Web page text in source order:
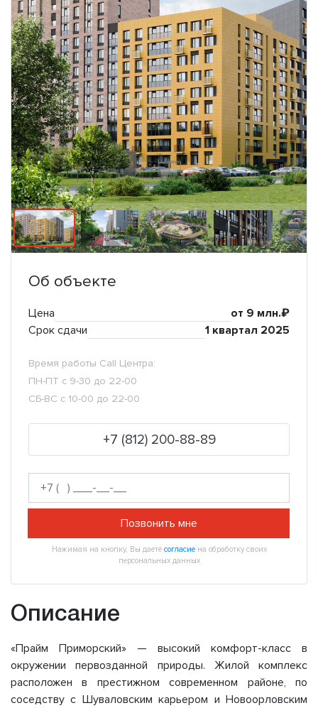
Об объекте
Цена
от 9 млн.₽
Срок сдачи
1 квартал 2025
Время работы Call Центра:
ПН-ПТ с 9-30 до 22-00
СБ-ВС с 10-00 до 22-00
+7 (812) 200-88-89
Позвонить мне
Нажимая на кнопку, Вы даете согласиена обработку своих
персональных данных
Описание
«Прайм Приморский» — высокий комфорт-класс в
окружении первозданной природы. Жилой комплекс
расположен в престижном современном районе, по
соседству с Шуваловским карьером и Новоорловским